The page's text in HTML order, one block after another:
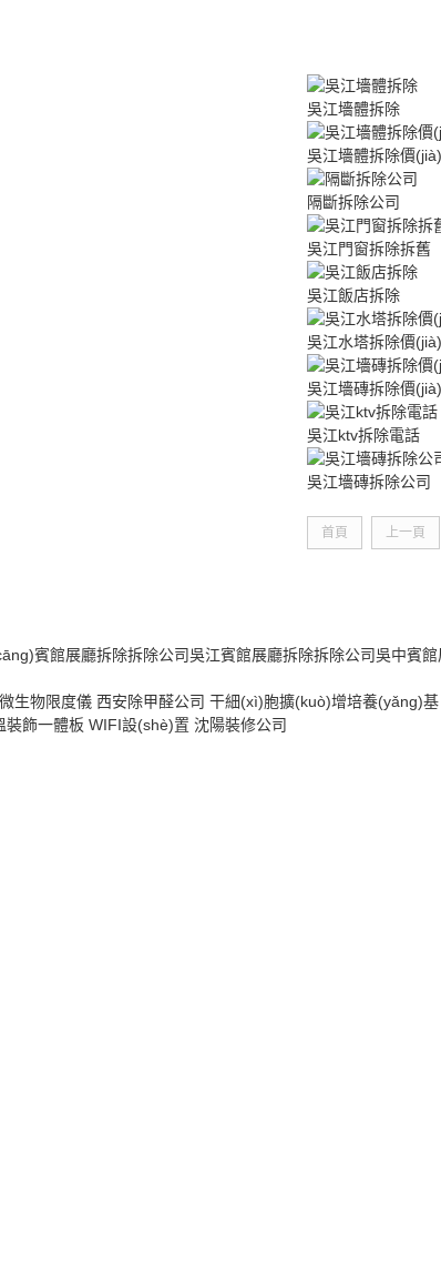
吳江墻體拆除
吳江墻體拆除價
隔斷拆除公司
吳江門窗拆除拆舊
吳江飯店拆除
吳江水塔拆除價
吳江墻磚拆除價
吳江ktv拆除電話
吳江墻磚拆除公司
首頁 上一頁
賓館展廳拆除拆除公司吳江賓館展廳拆除拆除公司吳中賓
生物限度儀 西安除甲醛公司 干細(xì)胞擴(kuò)增培養(yǎng)基
裝飾一體板 WIFI設(shè)置 沈陽裝修公司